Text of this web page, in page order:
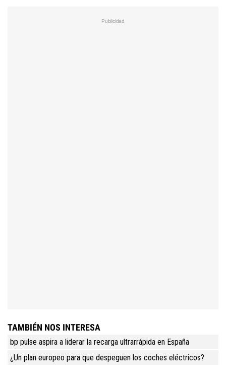
TAMBIÉN NOS INTERESA
bp pulse aspira a liderar la recarga ultrarrápida en España
¿Un plan europeo para que despeguen los coches eléctricos?